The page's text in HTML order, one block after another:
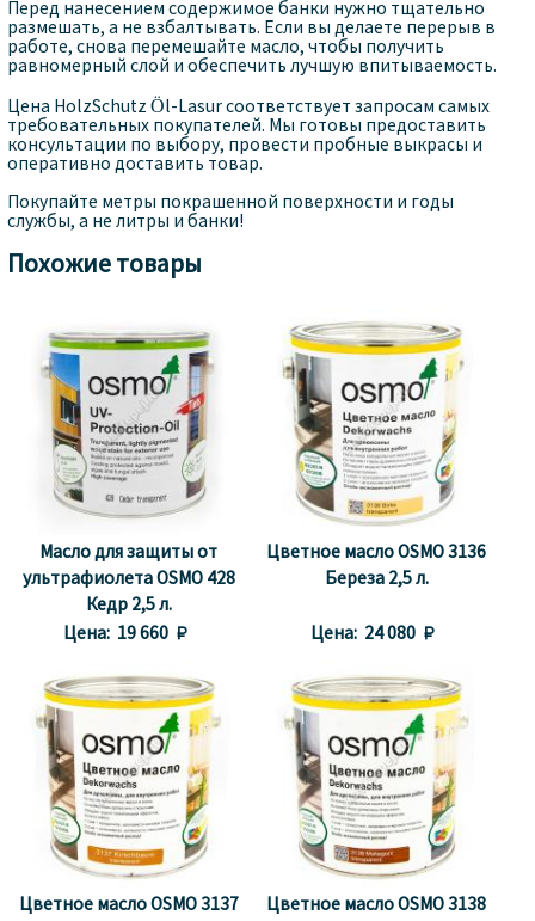
Перед нанесением содержимое банки нужно тщательно
размешать, а не взбалтывать. Если вы делаете перерыв в
работе, снова перемешайте масло, чтобы получить
равномерный слой и обеспечить лучшую впитываемость.
Цена HolzSchutz Öl-Lasur соответствует запросам самых
требовательных покупателей. Мы готовы предоставить
консультации по выбору, провести пробные выкрасы и
оперативно доставить товар.
Покупайте метры покрашенной поверхности и годы
службы, а не литры и банки!
Похожие товары
Масло для защиты от
ультрафиолета OSMO 428
Кедр 2,5 л.
Цена: 19 660 
Цветное масло OSMO 3136
Береза 2,5 л.
Цена: 24 080 
Цветное масло OSMO 3137
Цветное масло OSMO 3138